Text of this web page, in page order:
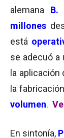
alemana B.
millones
está
se adecuó a
la
la
volumen.
En sintonía,